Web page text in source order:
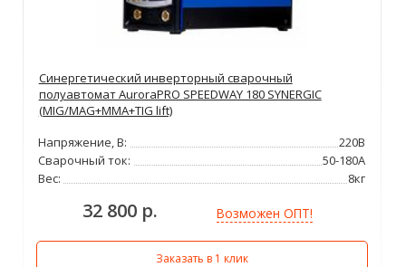
Синергетический инверторный сварочный
полуавтомат AuroraPRO SPEEDWAY 180 SYNERGIC
(MIG/MAG+MMA+TIG lift)
Напряжение, В:
220В
Сварочный ток:
50-180А
Вес:
8кг
32 800 р. Возможен ОПТ!
Заказать в 1 клик